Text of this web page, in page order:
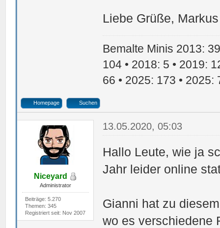
Liebe Grüße, Markus
Bemalte Minis 2013:
104 • 2018: 5 • 2019:
66 • 2025: 173 • 2025:
Homepage Suchen
Niceyard
Administrator
Beiträge: 5.270
Themen: 345
Registriert seit: Nov 2007
13.05.2020, 05:03
Hallo Leute, wie ja
Jahr leider online
Gianni hat zu
wo es verschiedene